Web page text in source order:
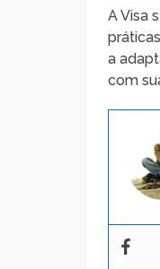
A Visa
a
com